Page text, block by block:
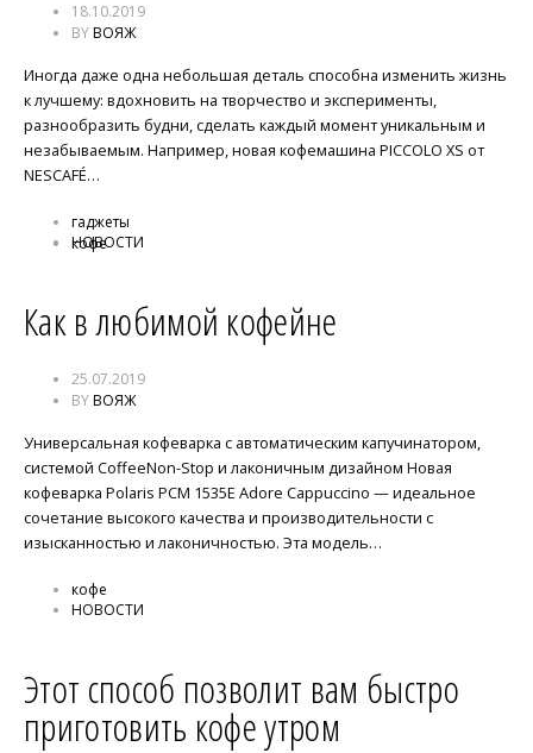
18.10.2019
BYВОЯЖ
Иногда даже одна небольшая деталь способна изменить жизнь
к лучшему: вдохновить на творчество и эксперименты,
разнообразить будни, сделать каждый момент уникальным и
незабываемым. Например, новая кофемашина PICCOLO XS от
NESCAFÉ…
НОВОСТИ
гаджеты
кофе
Как в любимой кофейне
25.07.2019
BYВОЯЖ
Универсальная кофеварка с автоматическим капучинатором,
системой CoffeeNon-Stop и лаконичным дизайном Новая
кофеварка Polaris PCM 1535E Adore Cappuccino — идеальное
сочетание высокого качества и производительности с
изысканностью и лаконичностью. Эта модель…
НОВОСТИ
кофе
Этот способ позволит вам быстро
приготовить кофе утром